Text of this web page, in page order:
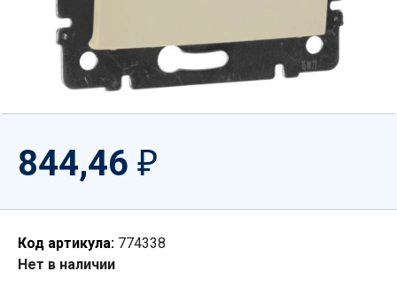
844,46 ₽
Код артикула: 774338
Нет в наличии